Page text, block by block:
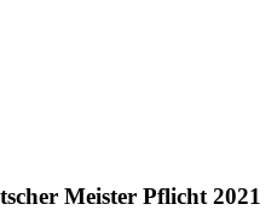
Meister Pflicht 2021